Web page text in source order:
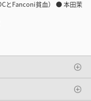
とFanconi貧血） ● 本田茉